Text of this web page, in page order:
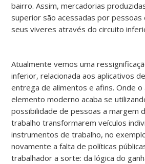
bairro. Assim, mercadorias
superior são acessadas por pessoas
seus viveres através do circuito
Atualmente vemos uma
inferior, relacionada aos aplicativos
entrega de alimentos e afins. Onde o
elemento moderno acaba se
possibilidade de pessoas a margem
trabalho transformarem veículos
instrumentos de trabalho, no
novamente a falta de políticas
trabalhador a sorte: da lógica do